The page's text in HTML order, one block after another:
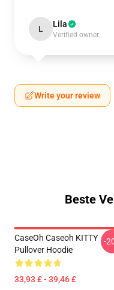
L Lila
Verified owner
Write your review
Beste
CaseOh Caseoh KITTY
Pullover Hoodie
33,93 £ - 39,46 £
-